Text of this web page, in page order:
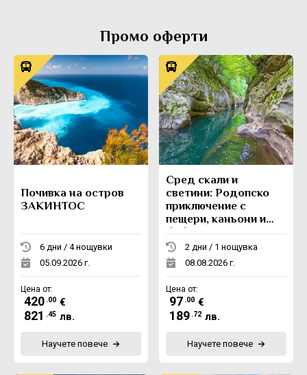
Промо оферти
Почивка на остров
ЗАКИНТОС
6 дни / 4 нощувки
05.09.2026 г.
Цена от:
420 .00 €
821 .45 лв.
Научете повече
Сред скали и
светини: Родопско
приключение с
пещери, каньони и
боб
2 дни / 1 нощувка
08.08.2026 г.
Цена от:
97 .00 €
189 .72 лв.
Научете повече